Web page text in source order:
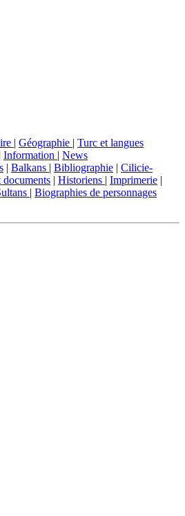
| Géographie | Turc et langues
Information | News
| Balkans | Bibliographie | Cilicie-
documents | Historiens | Imprimerie |
| Biographies de personnages